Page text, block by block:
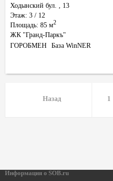
Ходынский бул. , 13
Этаж: 3 / 12
Площадь: 85 м2
ЖК "Гранд-Паркъ"
ГОРОБМЕН База WinNER
Назад 1
Информация о SOB.ru